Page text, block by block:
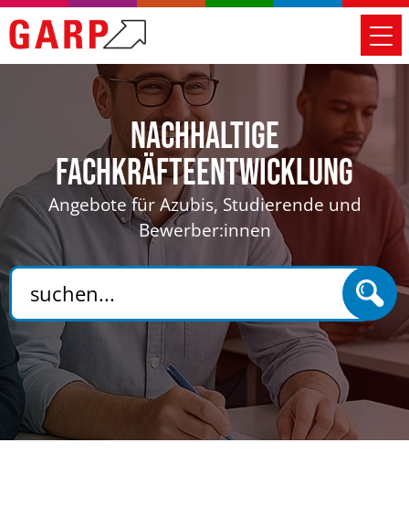
Nachhaltige
Fachkräfteentwicklung
Angebote für Azubis, Studierende und
Bewerber:innen